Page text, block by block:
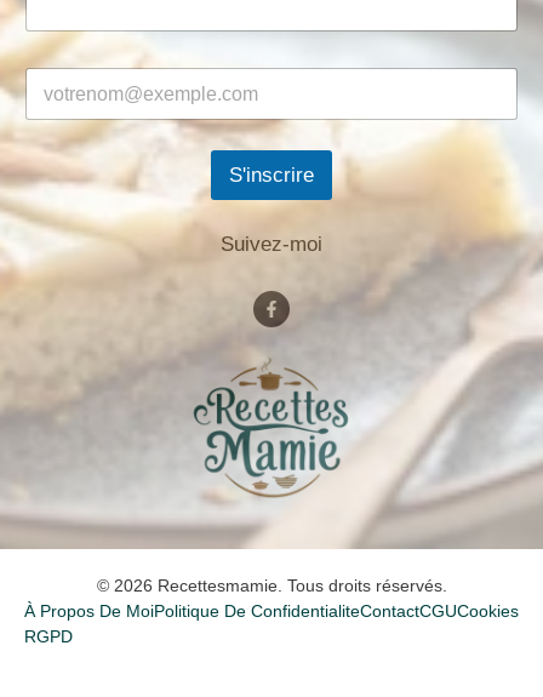
S'inscrire
Suivez-moi
© 2026 Recettesmamie. Tous droits réservés.
À Propos De MoiPolitique De ConfidentialiteContactCGUCookies
RGPD